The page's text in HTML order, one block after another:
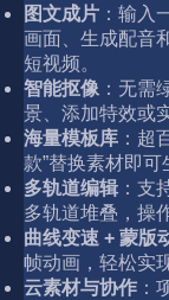
图文成片 ：输入
画面、生成配音
短视频。
智能抠像 ：无需
景、添加特效或
海量模板库 ：超
款”替换素材即可
多轨道编辑 ：支
多轨道堆叠，操
曲线变速 + 蒙版
帧动画，轻松实
云素材与协作 ：